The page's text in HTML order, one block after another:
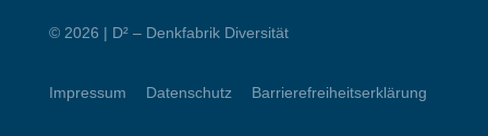
© 2026 | D² – Denkfabrik Diversität
Impressum Datenschutz Barrierefreiheitserklärung